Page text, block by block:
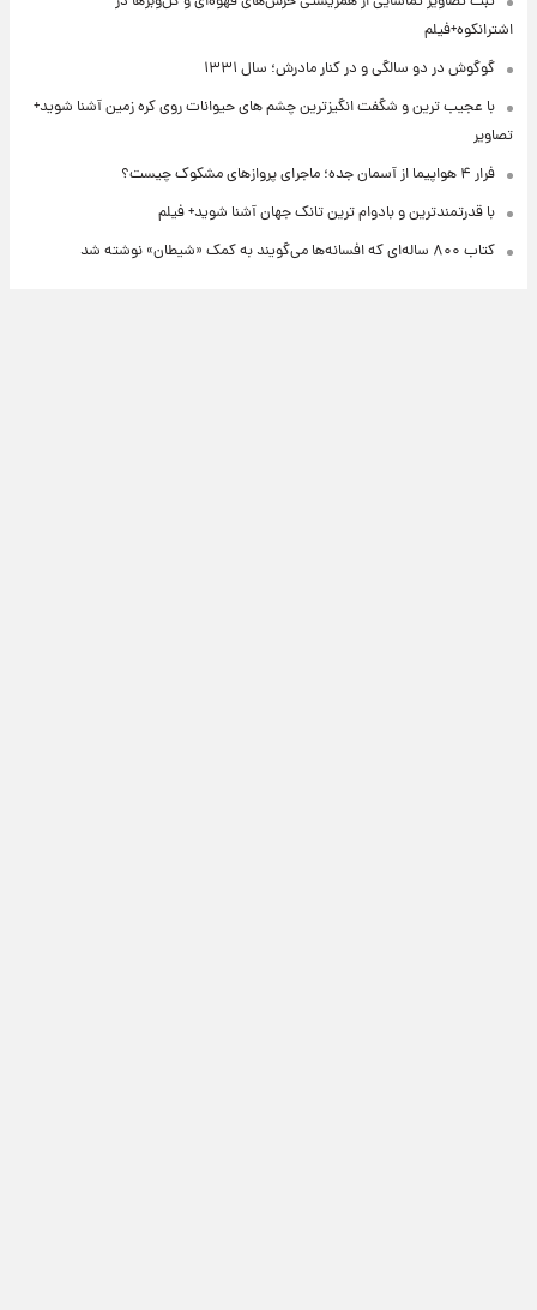
اشترانکوه+فیلم
گوگوش در دو سالگی و در کنار مادرش؛ سال ۱۳۳۱
با عجیب ترین و شگفت انگیزترین چشم های حیوانات روی کره زمین آشنا شوید+
تصاویر
فرار ۴ هواپیما از آسمان جده؛ ماجرای پروازهای مشکوک چیست؟
با قدرتمندترین و بادوام ترین تانک جهان آشنا شوید+ فیلم
کتاب ۸۰۰ ساله‌ای که افسانه‌ها می‌گویند به کمک «شیطان» نوشته شد